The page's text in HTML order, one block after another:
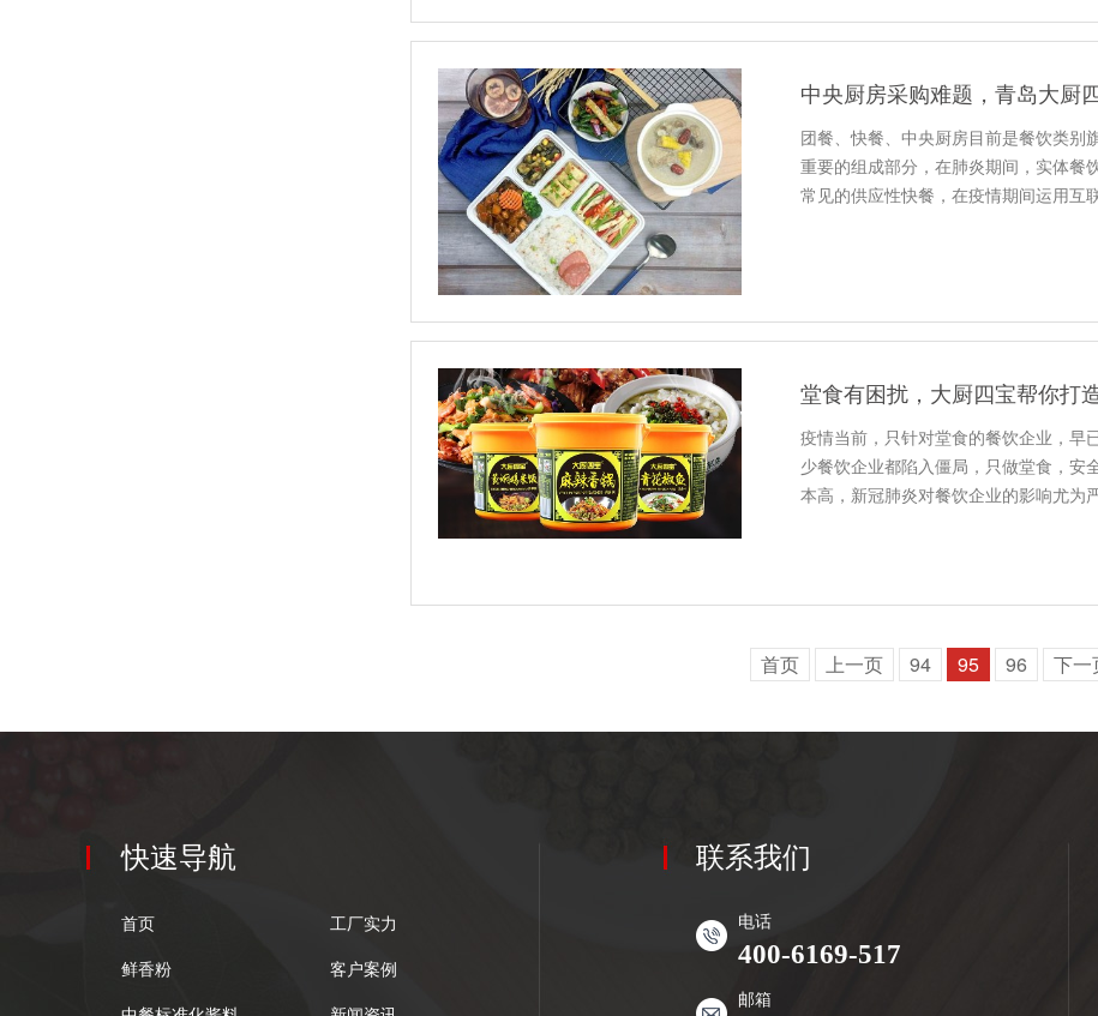
中央厨房采购难题，青岛大厨
团餐、快餐、中央厨房目前是餐饮类别
重要的组成部分，在肺炎期间，实体餐
常见的供应性快餐，在疫情期间运用互
堂食有困扰，大厨四宝帮你打
疫情当前，只针对堂食的餐饮企业，早
少餐饮企业都陷入僵局，只做堂食，安
本高，新冠肺炎对餐饮企业的影响尤为
首页 上一页 94 95 96 下一
快速导航
首页 工厂实力
鲜香粉 客户案例
联系我们
电话
400-6169-517
邮箱